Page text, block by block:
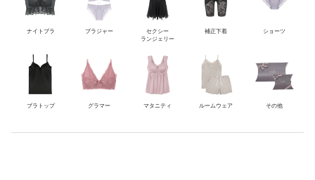
ナイトブラ ブラジャー
セクシー
ランジェリー
補正下着 ショーツ
ブラトップ グラマー マタニティ ルームウェア その他